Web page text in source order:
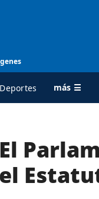
Deportes más ☰
El
el